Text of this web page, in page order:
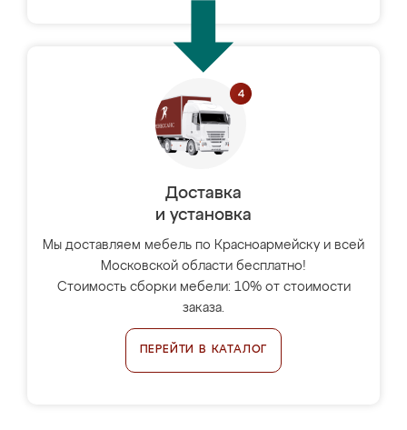
Доставка
и установка
Мы доставляем мебель по Красноармейску и всей
Московской области бесплатно!
Стоимость сборки мебели: 10% от стоимости
заказа.
ПЕРЕЙТИ В КАТАЛОГ